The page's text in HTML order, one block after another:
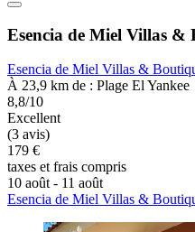
Esencia de Miel Villas &
Esencia de Miel Villas &
À 23,9 km de : Plage El Yankee
8,8/10
Excellent
(3 avis)
179 €
taxes et frais compris
10 août - 11 août
Esencia de Miel Villas &